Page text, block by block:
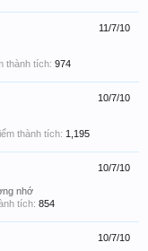
11/7/10
thành tích: 974
10/7/10
thành tích: 1,195
10/7/10
nhớ
tích: 854
10/7/10